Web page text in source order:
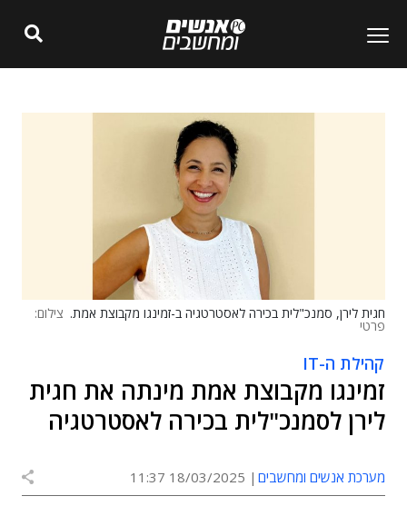
חגית לירן, סמנכ"לית בכירה לאסטרטגיה ב-זמינגו מקבוצת אמת. צילום:
פרטי
קהילת ה-IT
זמינגו מקבוצת אמת מינתה את חגית
לירן לסמנכ"לית בכירה לאסטרטגיה
מערכת אנשים ומחשבים 18/03/2025 11:37